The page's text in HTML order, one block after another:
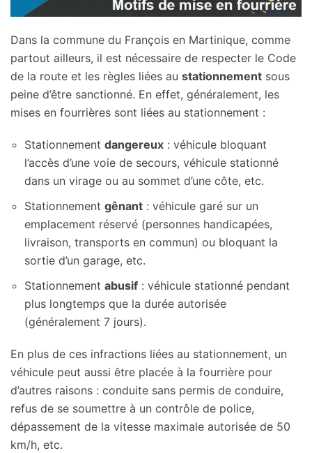
Dans la commune du François en Martinique, comme
partout ailleurs, il est nécessaire de respecter le Code
de la route et les règles liées au stationnement sous
peine d’être sanctionné. En effet, généralement, les
mises en fourrières sont liées au stationnement :
Stationnement dangereux : véhicule bloquant
l’accès d’une voie de secours, véhicule stationné
dans un virage ou au sommet d’une côte, etc.
Stationnement gênant : véhicule garé sur un
emplacement réservé (personnes handicapées,
livraison, transports en commun) ou bloquant la
sortie d’un garage, etc.
Stationnement abusif : véhicule stationné pendant
plus longtemps que la durée autorisée
(généralement 7 jours).
En plus de ces infractions liées au stationnement, un
véhicule peut aussi être placée à la fourrière pour
d’autres raisons : conduite sans permis de conduire,
refus de se soumettre à un contrôle de police,
dépassement de la vitesse maximale autorisée de 50
km/h, etc.